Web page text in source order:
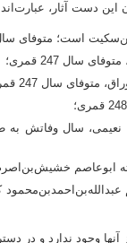
دست آثار، عبارت‌اند
است؛ متوفای سال 244
سال 247 قمری؛
سال 247 قمری؛
نعیمی، سال وفاتش
خشیش‌بن‌اصرم،
وجود ندارد و در